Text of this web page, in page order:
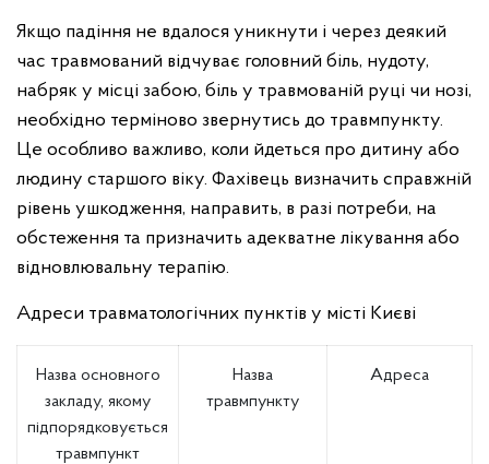
Якщо падіння не вдалося уникнути і через деякий
час травмований відчуває головний біль, нудоту,
набряк у місці забою, біль у травмованій руці чи нозі,
необхідно терміново звернутись до травмпункту.
Це особливо важливо, коли йдеться про дитину або
людину старшого віку. Фахівець визначить справжній
рівень ушкодження, направить, в разі потреби, на
обстеження та призначить адекватне лікування або
відновлювальну терапію.
Адреси травматологічних пунктів у місті Києві
Назва основного
закладу, якому
підпорядковується
травмпункт
Назва
травмпункту
Адреса